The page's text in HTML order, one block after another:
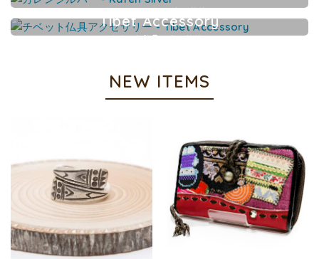
カレンシルバーアクセサリー
Tibet Accessory
チベット仏具アクセサリー
NEW ITEMS